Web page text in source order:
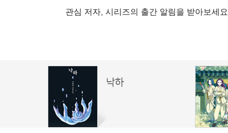
관심 저자, 시리즈의 출간 알림을 받아보세요